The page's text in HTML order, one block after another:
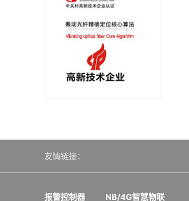
友情链接：
报警控制器 NB/4G智慧物联